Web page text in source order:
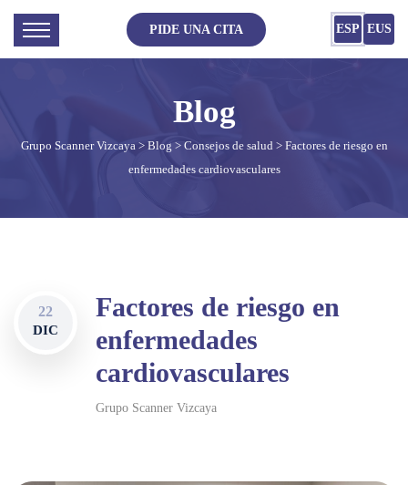
PIDE UNA CITA ESP EUS
Grupo Scanner Vizcaya> Blog > Consejos de salud> Factores de riesgo en
enfermedades cardiovasculares
22
DIC
Factores de riesgo en
enfermedades
cardiovasculares
Grupo Scanner Vizcaya